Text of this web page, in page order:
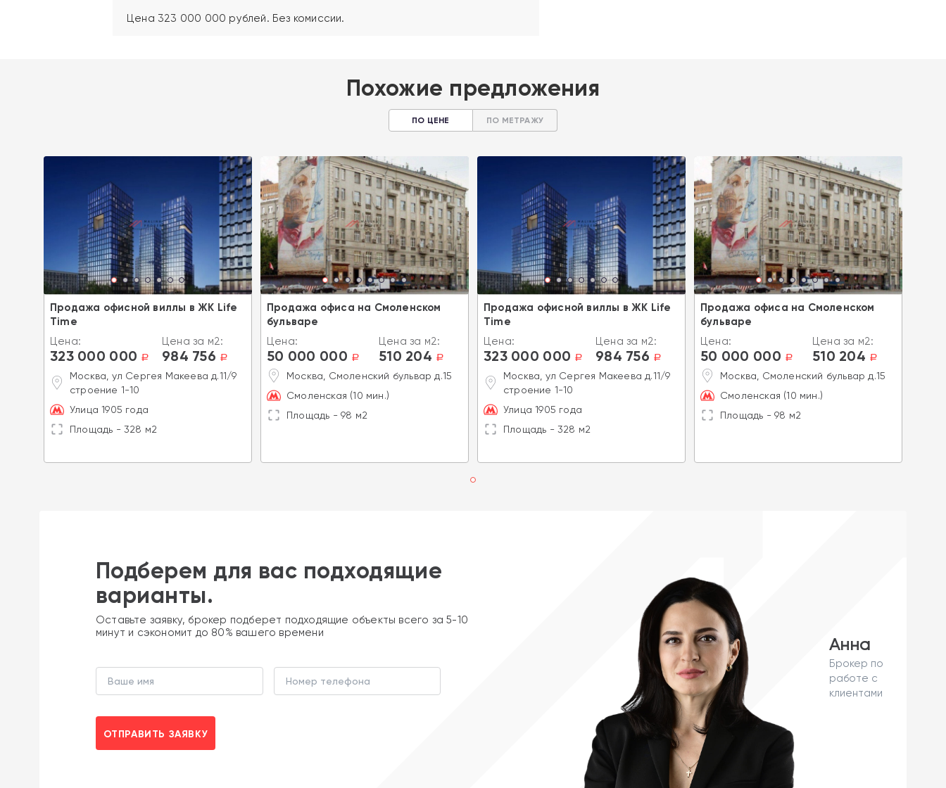
Цена 323 000 000 рублей. Без комиссии.
Похожие предложения
ПО ЦЕНЕ ПО МЕТРАЖУ
Продажа офисной виллы в ЖК Life
Time
Цена:
323 000 000 a
Цена за м2:
984 756 a
Москва, ул Сергея Макеева д.11/9
строение 1-10
Улица 1905 года
Площадь - 328 м2
Продажа офиса на Смоленском
бульваре
Цена:
50 000 000 a
Цена за м2:
510 204 a
Москва, Смоленский бульвар д.15
Смоленская (10 мин.)
Площадь - 98 м2
Продажа офисной виллы в ЖК Life
Time
Цена:
323 000 000 a
Цена за м2:
984 756 a
Москва, ул Сергея Макеева д.11/9
строение 1-10
Улица 1905 года
Площадь - 328 м2
Продажа офиса на Смоленском
бульваре
Цена:
50 000 000 a
Цена за м2:
510 204 a
Москва, Смоленский бульвар д.15
Смоленская (10 мин.)
Площадь - 98 м2
Подберем для вас подходящие
варианты.
Оставьте заявку, брокер подберет подходящие объекты всего за 5-10
минут и сэкономит до 80% вашего времени
ОТПРАВИТЬ ЗАЯВКУ
Анна
Брокер по
работе с
клиентами